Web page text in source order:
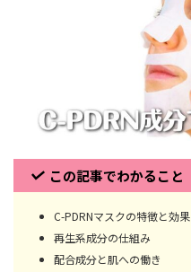
この記事でわかること
C-PDRNマスクの特徴と効果
再生系成分の仕組み
配合成分と肌への働き